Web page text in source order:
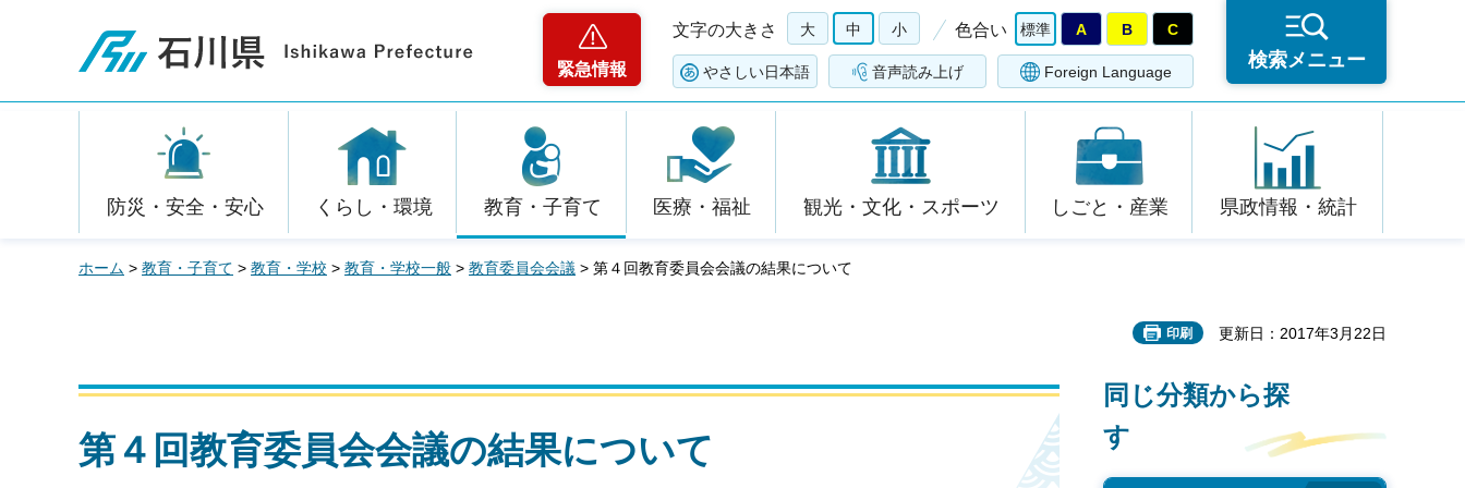
石川県
緊急情報
文字の大きさ 大 中 小 色合い 標準 A B C
やさしい日本語 音声読み上げ Foreign Language
検索メニュー
防災・安全・安心 くらし・環境 教育・子育て 医療・福祉 観光・文化・スポーツ しごと・産業 県政情報・統計
ホーム > 教育・子育て > 教育・学校 > 教育・学校一般 > 教育委員会会議 > 第４回教育委員会会議の結果について
印刷 更新日：2017年3月22日
第４回教育委員会会議の結果について
同じ分類から探
す